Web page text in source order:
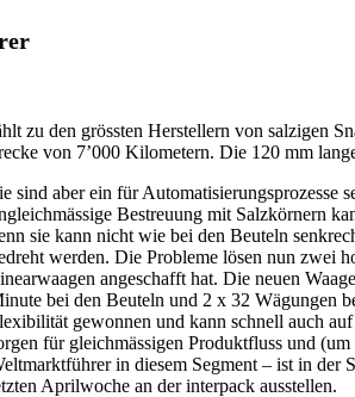
zu den grössten Herstellern von salzigen
von 7’000 Kilometern. Die 120 mm
sind aber ein für Automatisierungsprozesse
Bestreuung mit Salzkörnern
sie kann nicht wie bei den Beuteln
werden. Die Probleme lösen nun zwei
angeschafft hat. Die neuen
bei den Beuteln und 2 x 32 Wägungen
gewonnen und kann schnell auch
für gleichmässigen Produktfluss und
in diesem Segment – ist in der
Aprilwoche an der interpack ausstellen.